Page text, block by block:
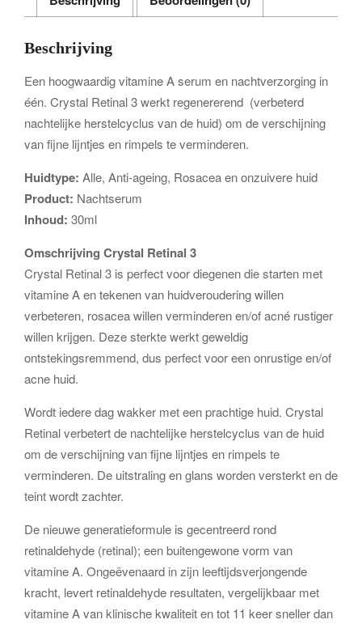
Beschrijving
Een hoogwaardig vitamine A serum en nachtverzorging in
één. Crystal Retinal 3 werkt regenererend (verbeterd
nachtelijke herstelcyclus van de huid) om de verschijning
van fijne lijntjes en rimpels te verminderen.
Huidtype: Alle, Anti-ageing, Rosacea en onzuivere huid
Product: Nachtserum
Inhoud: 30ml
Omschrijving Crystal Retinal 3
Crystal Retinal 3 is perfect voor diegenen die starten met
vitamine A en tekenen van huidveroudering willen
verbeteren, rosacea willen verminderen en/of acné rustiger
willen krijgen. Deze sterkte werkt geweldig
ontstekingsremmend, dus perfect voor een onrustige en/of
acne huid.
Wordt iedere dag wakker met een prachtige huid. Crystal
Retinal verbetert de nachtelijke herstelcyclus van de huid
om de verschijning van fijne lijntjes en rimpels te
verminderen. De uitstraling en glans worden versterkt en de
teint wordt zachter.
De nieuwe generatieformule is gecentreerd rond
retinaldehyde (retinal); een buitengewone vorm van
vitamine A. Ongeëvenaard in zijn leeftijdsverjongende
kracht, levert retinaldehyde resultaten, vergelijkbaar met
vitamine A van klinische kwaliteit en tot 11 keer sneller dan